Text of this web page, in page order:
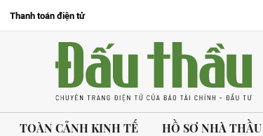
Thanh toán điện tử
TOÀN CẢNH KINH TẾ HỒ SƠ NHÀ THẦU